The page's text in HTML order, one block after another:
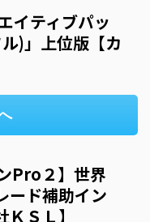
イティブパッ
)」上位版【カ
Pro２】世界
ード補助イン
ＳＬ】